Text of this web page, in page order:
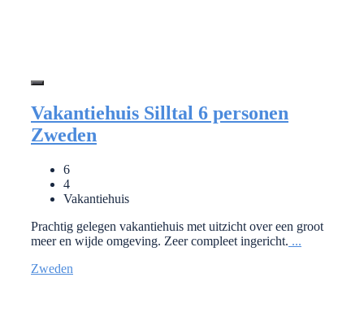
Vakantiehuis Silltal 6 personen
Zweden
6
4
Vakantiehuis
Prachtig gelegen vakantiehuis met uitzicht over een groot
meer en wijde omgeving. Zeer compleet ingericht. ...
Zweden